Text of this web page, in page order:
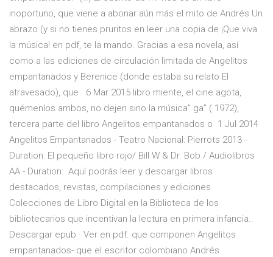
inoportuno, que viene a abonar aún más el mito de Andrés Un
abrazo (y si no tienes pruritos en leer una copia de ¡Que viva
la música! en pdf, te la mando. Gracias a esa novela, así
como a las ediciones de circulación limitada de Angelitos
empantanados y Berenice (donde estaba su relato El
atravesado), que 6 Mar 2015 libro miente, el cine agota,
quémenlos ambos, no dejen sino la música” ga” ( 1972),
tercera parte del libro Angelitos empantanados o 1 Jul 2014
Angelitos Empantanados - Teatro Nacional: Pierrots 2013 -
Duration: El pequeño libro rojo/ Bill W & Dr. Bob / Audiolibros
AA - Duration: Aquí podrás leer y descargar libros
destacados, revistas, compilaciones y ediciones
Colecciones de Libro Digital en la Biblioteca de los
bibliotecarios que incentivan la lectura en primera infancia.​.
Descargar epub · Ver en pdf. que componen Angelitos
empantanados- que el escritor colombiano Andrés